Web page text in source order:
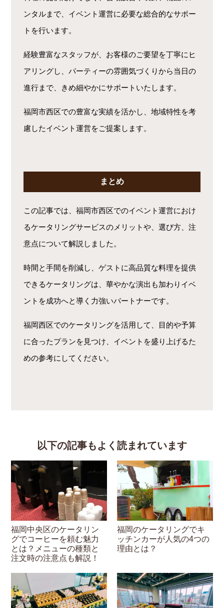
ンタルまで、イベント運営に必要な総合的なサポー
トを行います。
経験豊富なスタッフが、お客様のご要望を丁寧にヒ
アリングし、パーティーの雰囲気づくりから当日の
進行まで、きめ細やかにサポートいたします。
福岡市西区での豊富な実績を活かし、地域特性を考
慮したイベント運営をご提案します。
まとめ
この記事では、福岡市西区でのイベント運営におけ
るケータリングサービスのメリットや、選び方、注
意点について解説しました。
時間と手間を削減し、ゲストに高品質な料理を提供
できるケータリングは、華やかな演出も加わりイベ
ントを成功へと導く力強いパートナーです。
福岡西区でのケータリングを活用して、目的や予算
に合ったプランを見つけ、イベントを盛り上げるた
めの参考にしてください。
以下の記事もよく読まれています
福岡中央区のケータリン
グでコーヒーを頼む魅力
とは？メニューの種類と
注文時の注意点も解説！
福岡のケータリングでキ
ッチンカーが人気の4つの
理由とは？